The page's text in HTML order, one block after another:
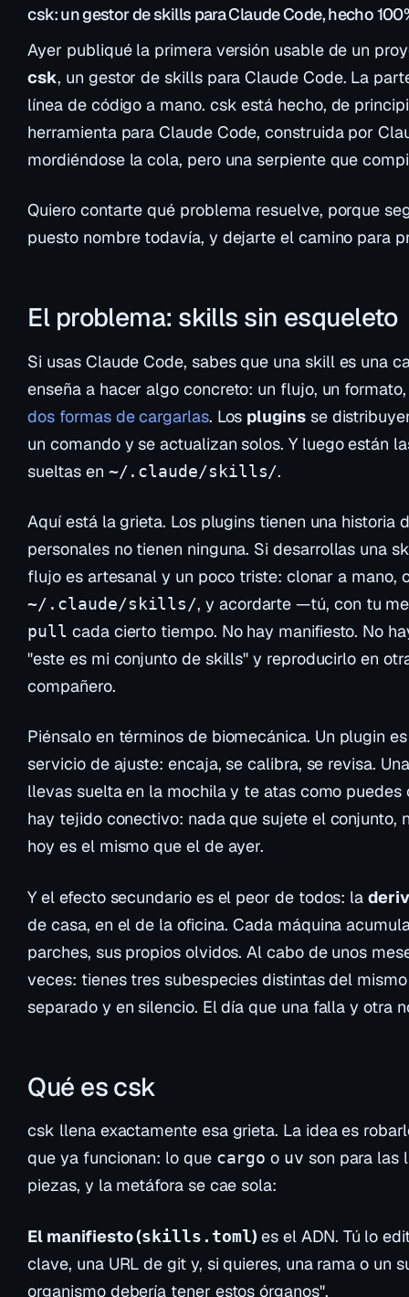
csk: un gestor de skills para Claude Code, hecho
Ayer publiqué la primera versión usable de un
csk, un gestor deskillspara Claude Code. La
línea de código a mano. csk está hecho, de
herramienta para Claude Code, construida por
mordiéndose la cola, pero una serpiente que
Quiero contarte qué problema resuelve, porque
puesto nombre todavía, y dejarte el camino para
El problema: skills sin esqueleto
Si usas Claude Code, sabes que una skilles una
enseña a hacer algo concreto: un flujo, un
dos formas de cargarlas. Los pluginsse
un comando y se actualizan solos. Y luego están
sueltas en ~/.claude/skills/.
Aquí está la grieta. Los plugins tienen una historia
personales no tienen ninguna. Si desarrollas una
flujo es artesanal y un poco triste: clonar a mano,
~/.claude/skills/, y acordarte —tú, con tu
pull cada cierto tiempo. No hay manifiesto. No
"este es mi conjunto de skills" y reproducirlo en
compañero.
Piénsalo en términos de biomecánica. Un plugin
servicio de ajuste: encaja, se calibra, se revisa.
llevas suelta en la mochila y te atas como puedes
hay tejido conectivo: nada que sujete el conjunto,
hoy es el mismo que el de ayer.
Y el efecto secundario es el peor de todos: la
de casa, en el de la oficina. Cada máquina
parches, sus propios olvidos. Al cabo de unos
veces: tienes tres subespecies distintas del
separado y en silencio. El día que una falla y otra
Qué es csk
csk llena exactamente esa grieta. La idea es
que ya funcionan: lo que cargo o uv son para las
piezas, y la metáfora se cae sola:
El manifiesto (skills.toml) es el ADN. Tú lo
clave, una URL de git y, si quieres, una rama o un
organismo debería tener estos órganos".